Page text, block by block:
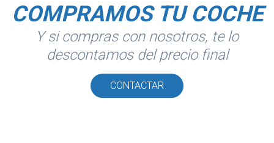
COMPRAMOS TU COCHE
Y si compras con nosotros, te lo
descontamos del precio final
CONTACTAR